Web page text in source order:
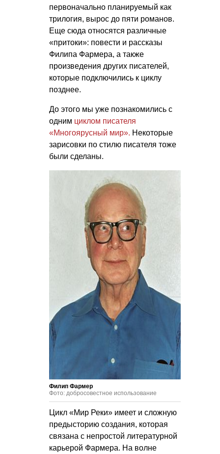
первоначально планируемый как
трилогия, вырос до пяти романов.
Еще сюда относятся различные
«притоки»: повести и рассказы
Филипа Фармера, а также
произведения других писателей,
которые подключились к циклу
позднее.
До этого мы уже познакомились с
одним циклом писателя
«Многоярусный мир». Некоторые
зарисовки по стилю писателя тоже
были сделаны.
Филип Фармер
Фото: добросовестное использование
Цикл «Мир Реки» имеет и сложную
предысторию создания, которая
связана с непростой литературной
карьерой Фармера. На волне